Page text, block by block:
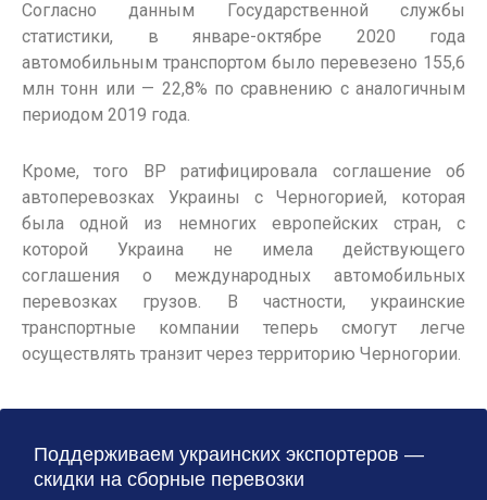
Поддерживаем украинских экспортеров —
скидки на сборные перевозки
Согласно данным Государственной службы
статистики, в январе-октябре 2020 года
автомобильным транспортом было перевезено 155,6
млн тонн или — 22,8% по сравнению с аналогичным
периодом 2019 года.
Кроме, того ВР ратифицировала соглашение об
автоперевозках Украины с Черногорией, которая
была одной из немногих европейских стран, с
которой Украина не имела действующего
соглашения о международных автомобильных
перевозках грузов. В частности, украинские
транспортные компании теперь смогут легче
осуществлять транзит через территорию Черногории.